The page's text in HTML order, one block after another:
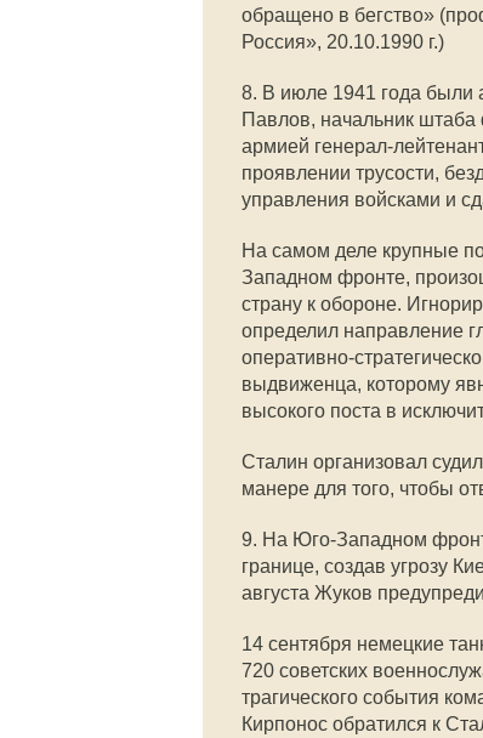
обращено в бегство»
Россия», 20.10.1990 г.)
8. В июле 1941 года
Павлов, начальник
армией генерал-
проявлении трусости,
управления войсками и
На самом деле крупные
Западном фронте,
страну к обороне.
определил направление
оперативно-
выдвиженца, которому
высокого поста в
Сталин организовал
манере для того, чтобы
9. На Юго-Западном
границе, создав угрозу
августа Жуков
14 сентября немецкие
720 советских
трагического события
Кирпонос обратился к